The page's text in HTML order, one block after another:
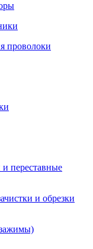
проволоки
переставные
и обрезки